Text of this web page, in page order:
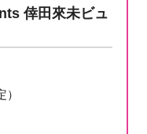
倖田來未ビュ